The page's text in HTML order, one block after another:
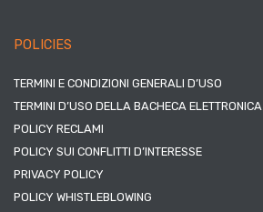
POLICIES
TERMINI E CONDIZIONI GENERALI D’USO
TERMINI D’USO DELLA BACHECA ELETTRONICA
POLICY RECLAMI
POLICY SUI CONFLITTI D’INTERESSE
PRIVACY POLICY
POLICY WHISTLEBLOWING